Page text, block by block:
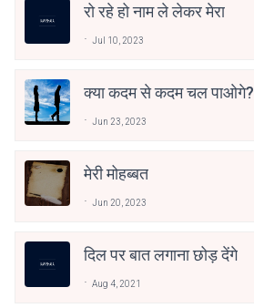
रो रहे हो नाम ले लेकर मेरा
Jul 10, 2023
क्या कदम से कदम चल पाओगे?
Jun 23, 2023
मेरी मोहब्बत
Jun 20, 2023
दिल पर बात लगाना छोड़ देंगे
Aug 4, 2021